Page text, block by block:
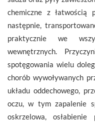
chemiczne z łatwością
następnie,
praktycznie we
wewnętrznych.
spotęgowania wielu
chorób wywoływanych
układu oddechowego,
oczu, w tym zapalenie
oskrzelowa, osłabienie